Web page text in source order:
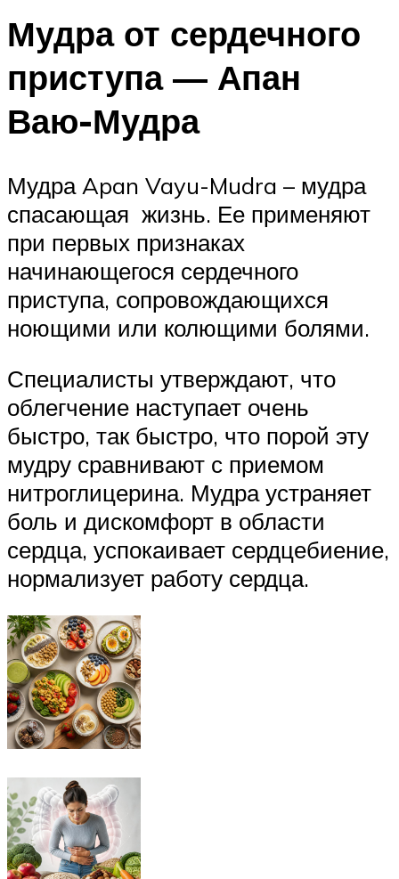
Мудра от сердечного
приступа — Апан
Ваю-Мудра
Мудра Apan Vayu-Mudra – мудра
спасающая жизнь. Ее применяют
при первых признаках
начинающегося сердечного
приступа, сопровождающихся
ноющими или колющими болями.
Специалисты утверждают, что
облегчение наступает очень
быстро, так быстро, что порой эту
мудру сравнивают с приемом
нитроглицерина. Мудра устраняет
боль и дискомфорт в области
сердца, успокаивает сердцебиение,
нормализует работу сердца.